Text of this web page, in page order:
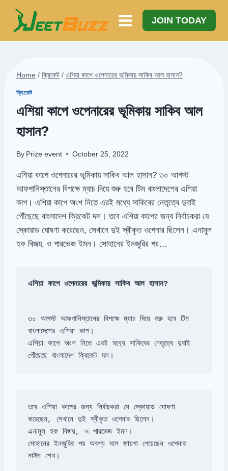
Skip
content
JOIN TODAY
Home / ক্রিকেট / এশিয়া কাপে ওপেনারের ভূমিকায় সাকিব আল হাসান?
ক্রিকেট
এশিয়া কাপে ওপেনারের ভূমিকায় সাকিব আল
হাসান?
By Prize event October 25, 2022
এশিয়া কাপে ওপেনারের ভূমিকায় সাকিব আল হাসান? ৩০ আগস্ট
আফগানিস্তানের বিপক্ষে ম্যাচ দিয়ে শুরু হবে টিম বাংলাদেশের এশিয়া
কাপ। এশিয়া কাপে অংশ নিতে এরই মধ্যে সাকিবের নেতৃত্বে দুবাই
পৌঁছেছে বাংলাদেশ ক্রিকেট দল। তবে এশিয়া কাপের জন্য নির্বাচকরা যে
স্কোয়াড ঘোষণা করেছেন, সেখানে দুই স্বীকৃত ওপেনার ছিলেন। এনামুল
হক বিজয়, ও পারভেজ ইমন। সোহানের ইনজুরির পর…
এশিয়া কাপে ওপেনারের ভূমিকায় সাকিব আল হাসান?
৩০ আগস্ট আফগানিস্তানের বিপক্ষে ম্যাচ দিয়ে শুরু হবে টিম
এশিয়া কাপে অংশ নিতে এরই মধ্যে সাকিবের নেতৃত্বে দুবাই
পৌঁছেছে বাংলাদেশ ক্রিকেট দল।
তবে এশিয়া কাপের জন্য নির্বাচকরা যে স্কোয়াড ঘোষণা
সোহানের ইনজুরির পর অবশ্য দলে জায়গা পেয়েছেন ওপেনার
নাঈম শেখ।